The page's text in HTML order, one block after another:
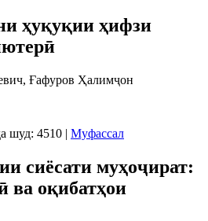
ҳуқуқии ҳифзи
Ғафуров Ҳалимҷон
шуд: 4510 | Муфассал
сиёсати муҳоҷират:
ва оқибатҳои